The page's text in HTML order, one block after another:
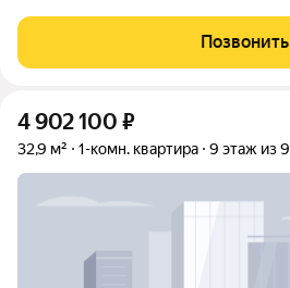
Позвонить
4 902 100 ₽
32,9 м² 1-комн. квартира 9 этаж из 9